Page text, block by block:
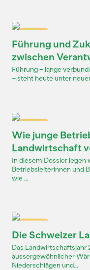
Führung und
zwischen
Führung – lange
– steht heute unter
Wie junge
Landwirtschaft
In diesem Dossier legen
Betriebsleiterinnen und
wie ...
Die Schweizer
Das Landwirtschaftsjahr
aussergewöhnlicher
Niederschlägen und...